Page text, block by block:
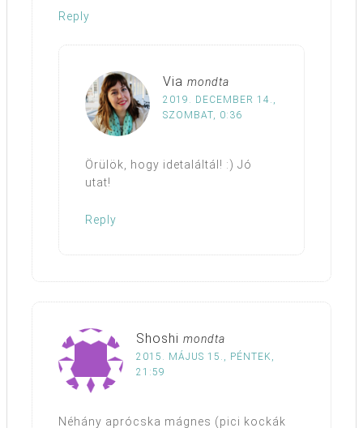
Reply
Via mondta
2019. DECEMBER 14.,
SZOMBAT, 0:36
Örülök, hogy idetaláltál! :) Jó
utat!
Reply
Shoshi mondta
2015. MÁJUS 15., PÉNTEK,
21:59
Néhány aprócska mágnes (pici kockák